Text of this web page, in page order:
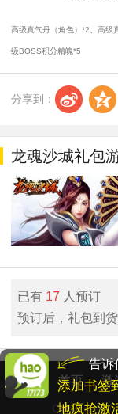
高级真气丹（角色）*2、高级
级BOSS积分精魄*5
分享到： s z
龙魂沙城礼包
已有 17 人预订
预订后，礼包到
首页 激
Copyright ©
告诉
添加书签
地疯抢激